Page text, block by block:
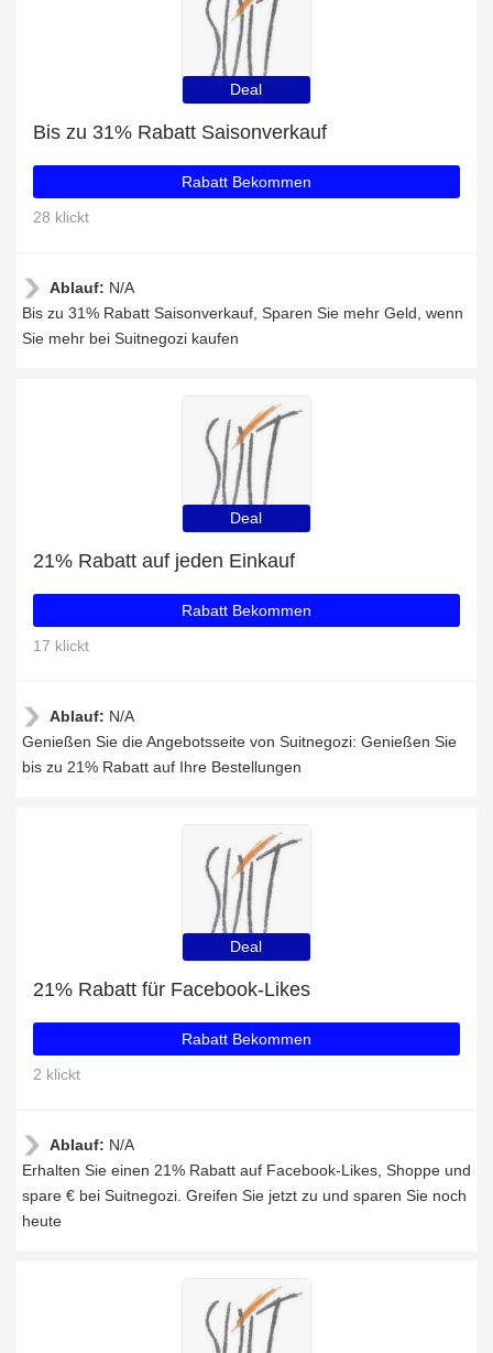
Deal
Bis zu 31% Rabatt Saisonverkauf
Rabatt Bekommen
28 klickt
Ablauf: N/A
Bis zu 31% Rabatt Saisonverkauf, Sparen Sie mehr Geld, wenn
Sie mehr bei Suitnegozi kaufen
Deal
21% Rabatt auf jeden Einkauf
Rabatt Bekommen
17 klickt
Ablauf: N/A
Genießen Sie die Angebotsseite von Suitnegozi: Genießen Sie
bis zu 21% Rabatt auf Ihre Bestellungen
Deal
21% Rabatt für Facebook-Likes
Rabatt Bekommen
2 klickt
Ablauf: N/A
Erhalten Sie einen 21% Rabatt auf Facebook-Likes, Shoppe und
spare € bei Suitnegozi. Greifen Sie jetzt zu und sparen Sie noch
heute